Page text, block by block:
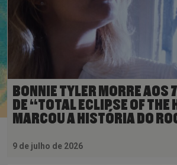
BONNIE TYLER MORRE AOS
DE “TOTAL ECLIPSE OF THE
MARCOU A HISTÓRIA DO
9 de julho de 2026